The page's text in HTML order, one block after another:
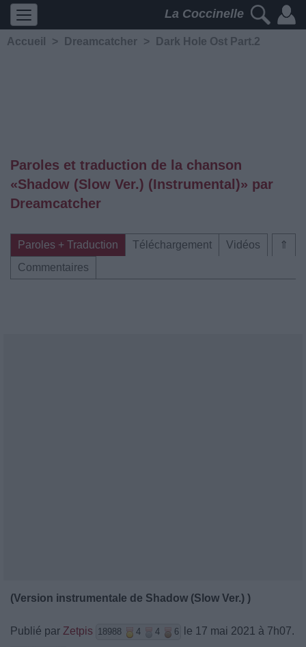
La Coccinelle
Accueil > Dreamcatcher > Dark Hole Ost Part.2
Paroles et traduction de la chanson
«Shadow (Slow Ver.) (Instrumental)» par
Dreamcatcher
⇑
Paroles + Traduction Téléchargement
Vidéos
Commentaires
(Version instrumentale de Shadow (Slow Ver.) )
Publié par Zetpis 18988 4 4 6 le 17 mai 2021 à 7h07.